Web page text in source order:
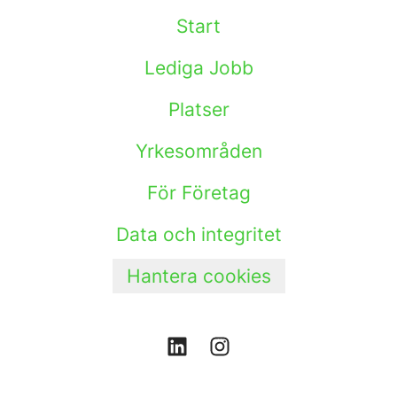
Start
Lediga Jobb
Platser
Yrkesområden
För Företag
Data och integritet
Hantera cookies